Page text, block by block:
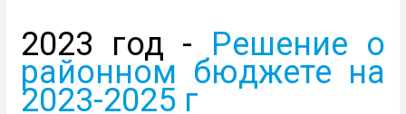
2023 год - Решение о
районном бюджете на
2023-2025 г